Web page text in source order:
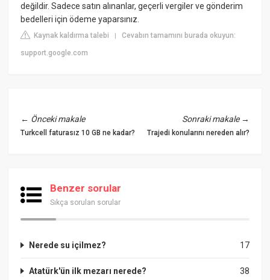
değildir. Sadece satın alınanlar, geçerli vergiler ve gönderim
bedelleri için ödeme yaparsınız.
Kaynak kaldırma talebi |Cevabın tamamını burada okuyun:
support.google.com
← Önceki makale
Turkcell faturasız 10 GB ne kadar?
Sonraki makale→
Trajedi konularını nereden alır?
Benzer sorular
Sıkça sorulan sorular
17
Nerede su içilmez?
38
Atatürk'ün ilk mezarı nerede?